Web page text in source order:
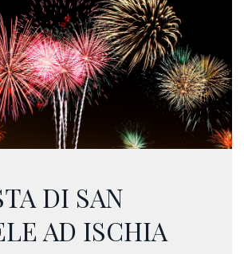
DI SAN
AD ISCHIA